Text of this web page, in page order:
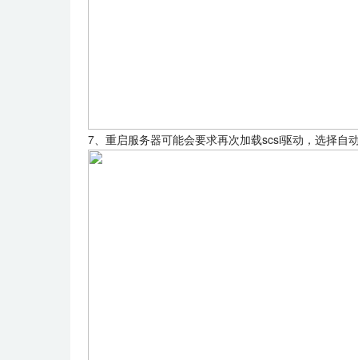
7、重启服务器可能会要求再次加载scsi驱动，选择